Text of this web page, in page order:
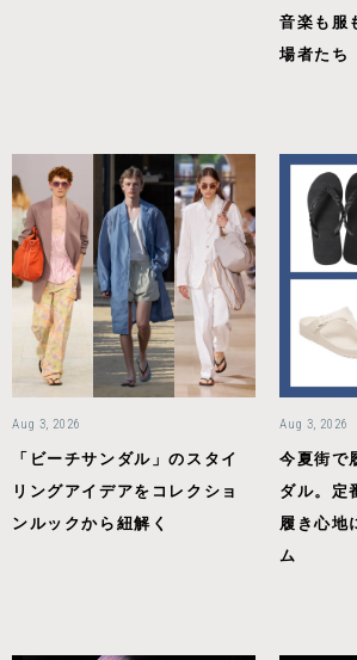
音楽も服
場者たち
Aug 3, 2026
「ビーチサンダル」のスタイ
リングアイデアをコレクショ
ンルックから紐解く
Aug 3, 2026
今夏街で
ダル。定
履き心地
ム